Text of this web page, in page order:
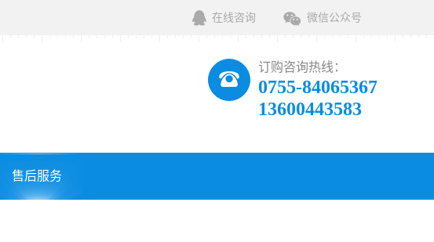
在线咨询 微信公众号
订购咨询热线：
0755-84065367
13600443583
售后服务